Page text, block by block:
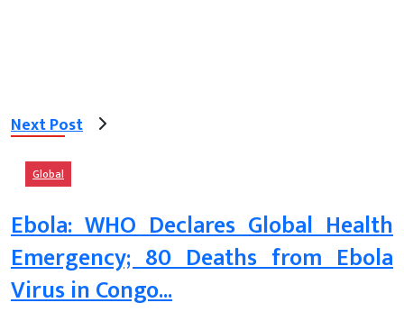
Next Post
Global
Ebola: WHO Declares Global Health
Emergency; 80 Deaths from Ebola
Virus in Congo...